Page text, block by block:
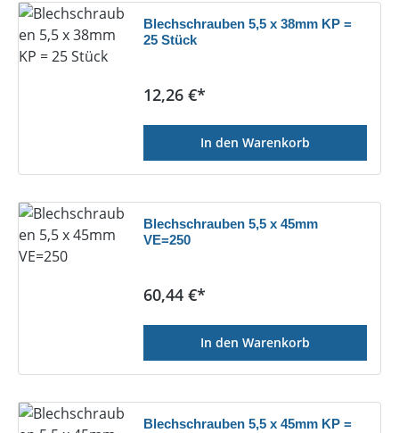
Blechschrauben 5,5 x 38mm KP =
25 Stück
Regulärer Preis:
12,26 €*
In den Warenkorb
Blechschrauben 5,5 x 45mm
VE=250
Regulärer Preis:
60,44 €*
In den Warenkorb
Blechschrauben 5,5 x 45mm KP =